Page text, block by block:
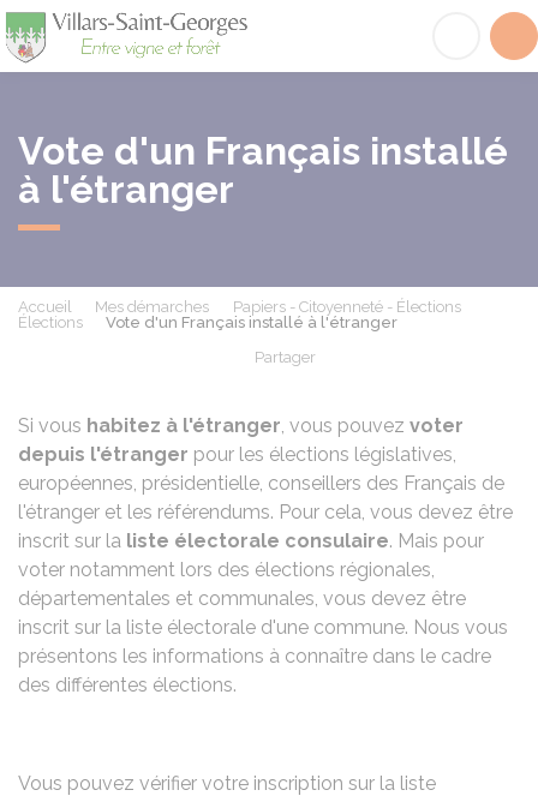
Vote d'un Français installé
à l'étranger
Accueil Mes démarches
Papiers - Citoyenneté - Élections
Élections
Vote d'un Français installé à l'étranger
Partager
Si vous habitez à l'étranger, vous pouvez voter
depuis l'étranger pour les élections législatives,
européennes, présidentielle, conseillers des Français de
l'étranger et les référendums. Pour cela, vous devez être
inscrit sur la liste électorale consulaire. Mais pour
voter notamment lors des élections régionales,
départementales et communales, vous devez être
inscrit sur la liste électorale d'une commune. Nous vous
présentons les informations à connaître dans le cadre
des différentes élections.
Vous pouvez vérifier votre inscription sur la liste